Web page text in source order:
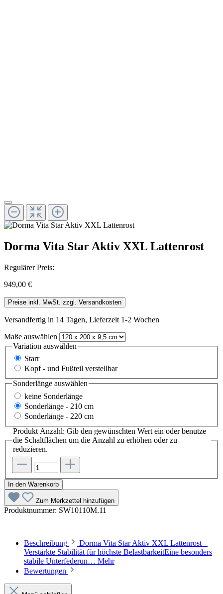
Dorma Vita Star Aktiv XXL Lattenrost
Regulärer Preis:
949,00 €
Preise inkl. MwSt. zzgl. Versandkosten
Versandfertig in 14 Tagen, Lieferzeit 1-2 Wochen
Maße auswählen
Variation auswählen
Starr
Kopf - und Fußteil verstellbar
Sonderlänge auswählen
keine Sonderlänge
Sonderlänge - 210 cm
Sonderlänge - 220 cm
Produkt Anzahl: Gib den gewünschten Wert ein oder benutze
die Schaltflächen um die Anzahl zu erhöhen oder zu
reduzieren.
In den Warenkorb
Zum Merkzettel hinzufügen
Produktnummer: SW10110M.11
Beschreibung
Dorma Vita Star Aktiv XXL Lattenrost –
Verstärkte Stabilität für höchste BelastbarkeitEine besonders
stabile Unterfederun… Mehr
Bewertungen